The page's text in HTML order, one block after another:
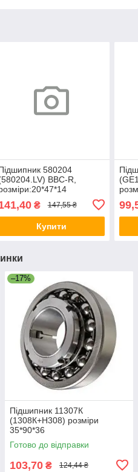
580204
BBC-R,
₴ 147,55 ₴
Купити
–17%
Підшипник 11307К
(1308К+Н308) розміри
35*90*36
Готово до відправки
103,70 ₴ 124,44 ₴